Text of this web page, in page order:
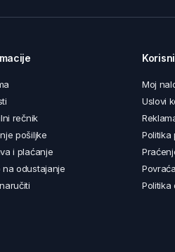
rečnik
pošiljke
i plaćanje
na odustajanje
Moj
Uslovi
Politika
Politika